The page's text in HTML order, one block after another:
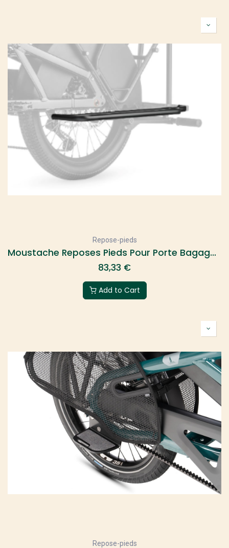
Repose-pieds
Moustache Reposes Pieds Pour Porte Bagage Lundi 20 (Paire)
83,33 €
Add to Cart
Repose-pieds